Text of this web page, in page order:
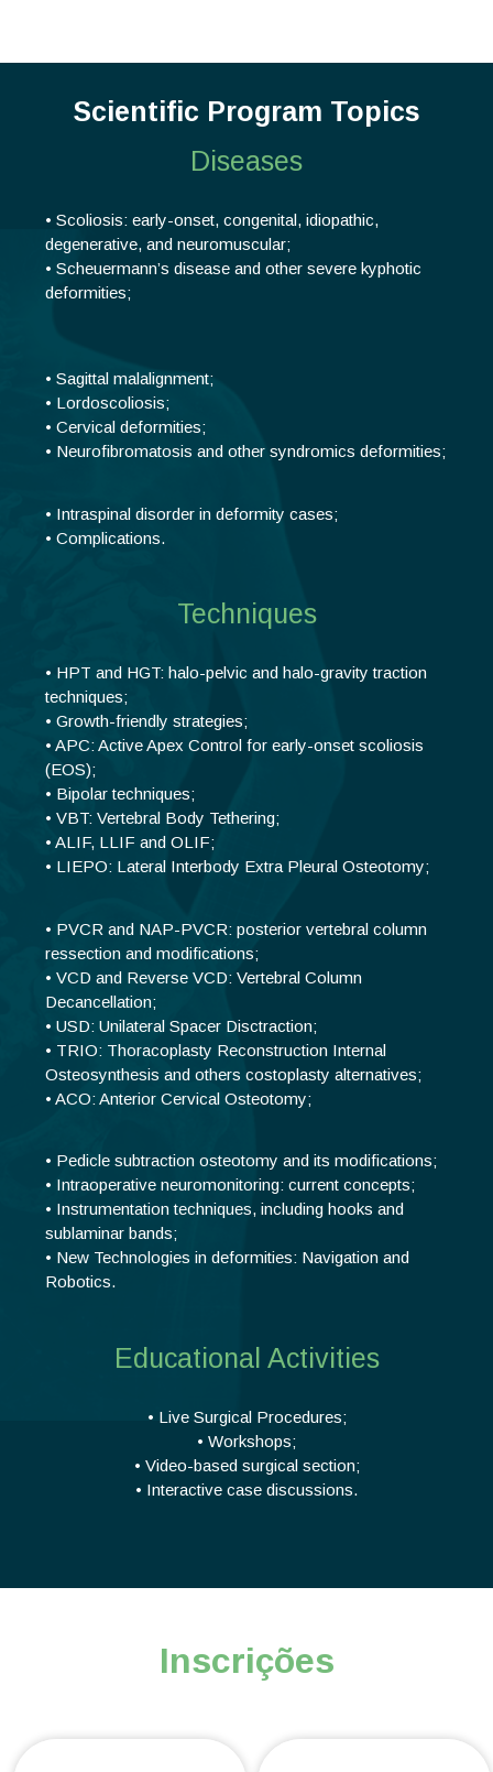
Scientific Program Topics
Diseases
• Scoliosis: early-onset, congenital, idiopathic,
degenerative, and neuromuscular;
• Scheuermann’s disease and other severe kyphotic
deformities;
• Sagittal malalignment;
• Lordoscoliosis;
• Cervical deformities;
• Neurofibromatosis and other syndromics deformities;
• Intraspinal disorder in deformity cases;
• Complications.
Techniques
• HPT and HGT: halo-pelvic and halo-gravity traction
techniques;
• Growth-friendly strategies;
• APC: Active Apex Control for early-onset scoliosis
(EOS);
• Bipolar techniques;
• VBT: Vertebral Body Tethering;
• ALIF, LLIF and OLIF;
• LIEPO: Lateral Interbody Extra Pleural Osteotomy;
• PVCR and NAP-PVCR: posterior vertebral column
ressection and modifications;
• VCD and Reverse VCD: Vertebral Column
Decancellation;
• USD: Unilateral Spacer Disctraction;
• TRIO: Thoracoplasty Reconstruction Internal
Osteosynthesis and others costoplasty alternatives;
• ACO: Anterior Cervical Osteotomy;
• Pedicle subtraction osteotomy and its modifications;
• Intraoperative neuromonitoring: current concepts;
• Instrumentation techniques, including hooks and
sublaminar bands;
• New Technologies in deformities: Navigation and
Robotics.
Educational Activities
• Live Surgical Procedures;
• Workshops;
• Video-based surgical section;
• Interactive case discussions.
Inscrições